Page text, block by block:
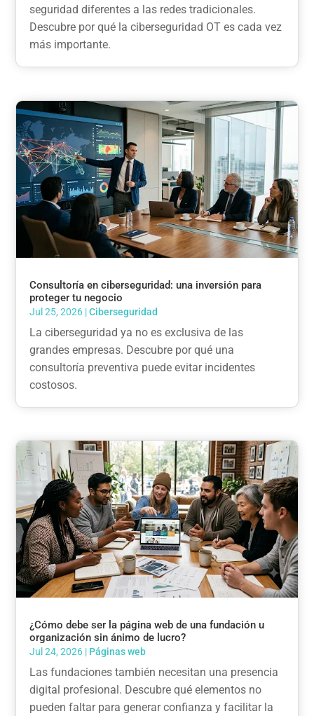
seguridad diferentes a las redes tradicionales.
Descubre por qué la ciberseguridad OT es cada vez
más importante.
Consultoría en ciberseguridad: una inversión para
proteger tu negocio
Jul 25, 2026 |Ciberseguridad
La ciberseguridad ya no es exclusiva de las
grandes empresas. Descubre por qué una
consultoría preventiva puede evitar incidentes
costosos.
¿Cómo debe ser la página web de una fundación u
organización sin ánimo de lucro?
Jul 24, 2026 | Páginas web
Las fundaciones también necesitan una presencia
digital profesional. Descubre qué elementos no
pueden faltar para generar confianza y facilitar la